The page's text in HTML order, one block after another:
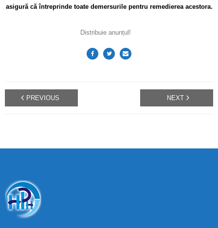
asigură că întreprinde toate demersurile pentru remedierea acestora.
Distribuie anunțul!
PREVIOUS NEXT